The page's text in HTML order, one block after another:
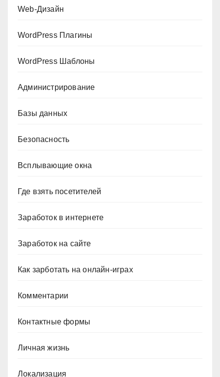
Web-Дизайн
WordPress Плагины
WordPress Шаблоны
Администрирование
Базы данных
Безопасность
Всплывающие окна
Где взять посетителей
Заработок в интернете
Заработок на сайте
Как зарботать на онлайн-играх
Комментарии
Контактные формы
Личная жизнь
Локализация